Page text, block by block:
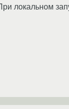
локальном